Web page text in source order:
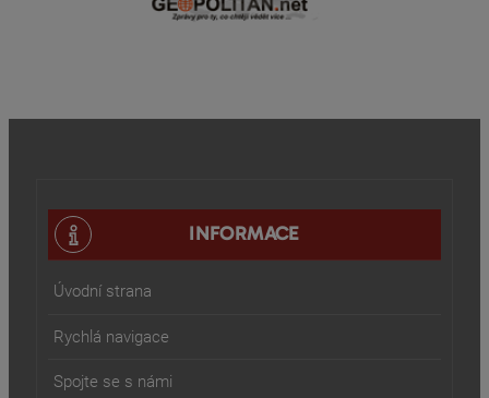
INFORMACE
Úvodní strana
Rychlá navigace
Spojte se s námi